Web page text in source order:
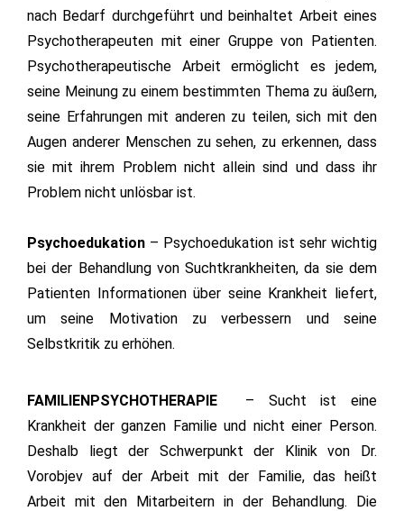
nach Bedarf durchgeführt und beinhaltet Arbeit eines
Psychotherapeuten mit einer Gruppe von Patienten.
Psychotherapeutische Arbeit ermöglicht es jedem,
seine Meinung zu einem bestimmten Thema zu äußern,
seine Erfahrungen mit anderen zu teilen, sich mit den
Augen anderer Menschen zu sehen, zu erkennen, dass
sie mit ihrem Problem nicht allein sind und dass ihr
Problem nicht unlösbar ist.
Psychoedukation – Psychoedukation ist sehr wichtig
bei der Behandlung von Suchtkrankheiten, da sie dem
Patienten Informationen über seine Krankheit liefert,
um seine Motivation zu verbessern und seine
Selbstkritik zu erhöhen.
FAMILIENPSYCHOTHERAPIE – Sucht ist eine
Krankheit der ganzen Familie und nicht einer Person.
Deshalb liegt der Schwerpunkt der Klinik von Dr.
Vorobjev auf der Arbeit mit der Familie, das heißt
Arbeit mit den Mitarbeitern in der Behandlung. Die